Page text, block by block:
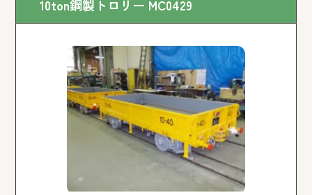
10ton鋼製トロリー MC0429